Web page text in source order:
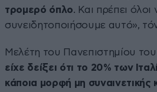
τρομερό όπλο. Και πρέπει όλοι
συνειδητοποιήσουμε αυτό»,
Μελέτη του Πανεπιστημίου
είχε δείξει ότι το 20% των
κάποια μορφή μη συναινετικής